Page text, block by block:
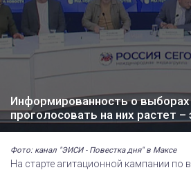
Информированность о выборах
проголосовать на них растет
Фото: канал "ЭИСИ - Повестка дня" в Максе
На старте агитационной кампании по